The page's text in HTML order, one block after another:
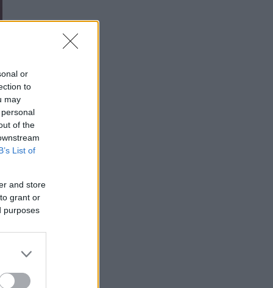
or
to
may
of the
List of
and store
grant or
purposes